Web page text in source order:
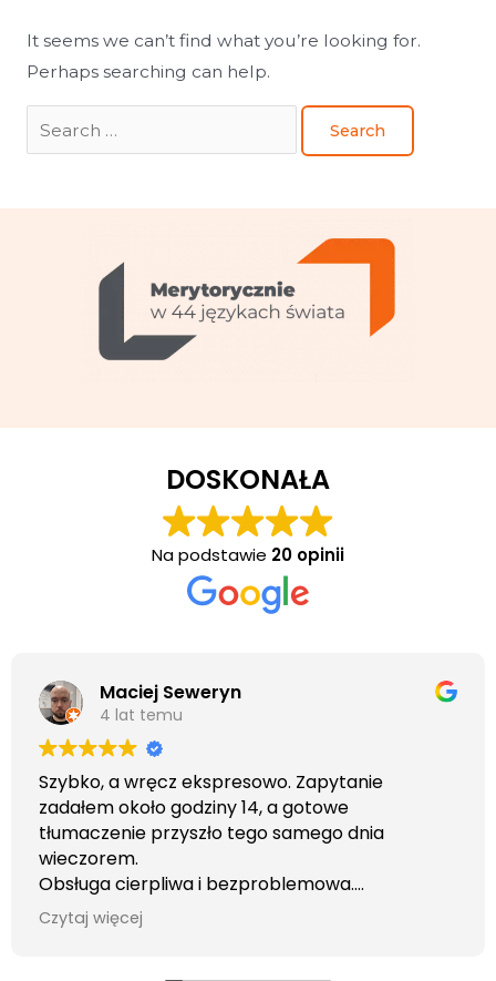
It seems we can’t find what you’re looking for.
Perhaps searching can help.
DOSKONAŁA
Na podstawie 20 opinii
Maciej Seweryn
4 lat temu
Szybko, a wręcz ekspresowo. Zapytanie
zadałem około godziny 14, a gotowe
tłumaczenie przyszło tego samego dnia
wieczorem.
Obsługa cierpliwa i bezproblemowa.
Otrzymałem wszelkie informacje i porady jaka
usługa będzie dla mnie najlepsza. Faktura także
Czytaj więcej